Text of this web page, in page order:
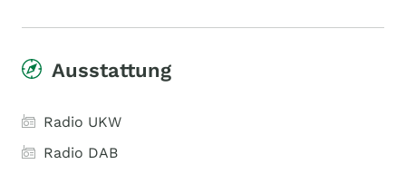
Ausstattung
Radio UKW
Radio DAB